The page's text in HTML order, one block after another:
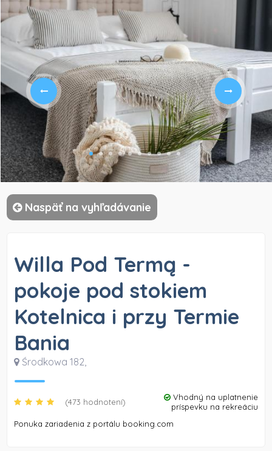
Naspäť na vyhľadávanie
Willa Pod Termą -
pokoje pod stokiem
Kotelnica i przy Termie
Bania
Środkowa 182,
(473 hodnotení)
Vhodný na uplatnenie
príspevku na rekreáciu
Ponuka zariadenia z portálu booking.com